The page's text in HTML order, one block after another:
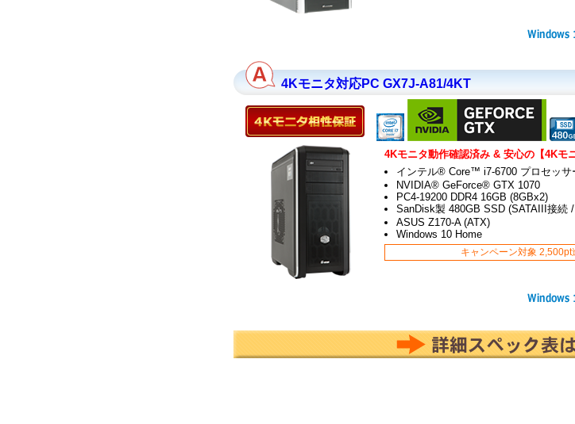
4Kモニタ対応PC GX7J-A81/4KT
4Kモニタ動作確認済み & 安心の【4Kモ
インテル® Core™ i7-6700 プロセッサ
NVIDIA® GeForce® GTX 1070
PC4-19200 DDR4 16GB (8GBx2)
SanDisk製 480GB SSD (SATAIII接続
ASUS Z170-A (ATX)
Windows 10 Home
キャンペーン対象 2,500pt